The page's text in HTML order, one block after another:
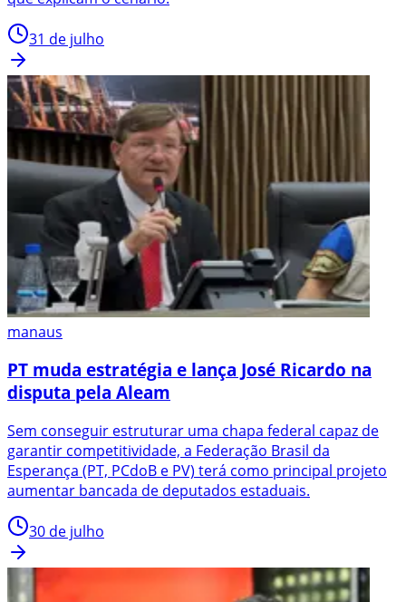
31 de julho
manaus
PT muda estratégia e lança José Ricardo na
disputa pela Aleam
Sem conseguir estruturar uma chapa federal capaz de
garantir competitividade, a Federação Brasil da
Esperança (PT, PCdoB e PV) terá como principal projeto
aumentar bancada de deputados estaduais.
30 de julho